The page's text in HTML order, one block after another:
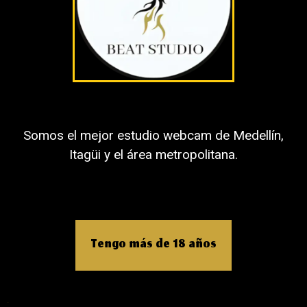
Somos el mejor estudio webcam de Medellín,
Itagüi y el área metropolitana.
Tengo más de 18 años